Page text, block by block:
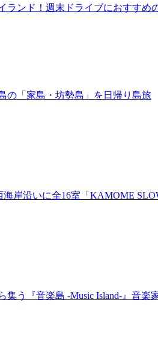
ランド！週末ドライブにおすすめ
の「家島・坊勢島」を日帰り島旅
岸沿いに全16室「KAMOME
う『音楽島 -Music Island-』音楽